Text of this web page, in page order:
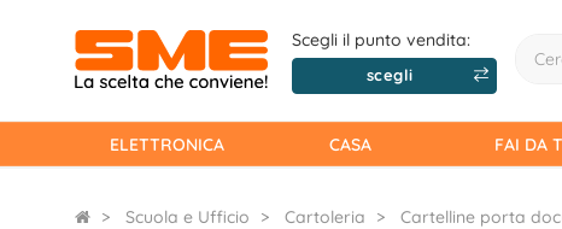
Scegli il punto vendita:
scegli
ELETTRONICA CASA FAI DA
Scuola e Ufficio Cartoleria Cartelline porta